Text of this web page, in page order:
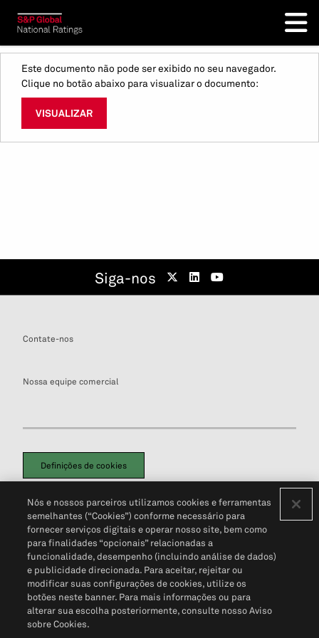
Este documento não pode ser exibido no seu navegador.
Clique no botão abaixo para visualizar o documento:
VISUALIZAR
Siga-nos
Contate-nos
Nossa equipe comercial
Definições de cookies
Política de PrivacidadePortal de privacidade do cliente (em inglês)
Não Venda Minhas Informações Pessoais© 2026 S&P Global
Nós e nossos parceiros utilizamos cookies e ferramentas
semelhantes (“Cookies”) conforme necessário para
fornecer serviços digitais e operar nosso site, bem como
para finalidades “opcionais” relacionadas a
funcionalidade, desempenho (incluindo análise de dados)
e publicidade direcionada. Para aceitar, rejeitar ou
modificar suas configurações de cookies, utilize os
botões neste banner. Para mais informações ou para
alterar sua escolha posteriormente, consulte nosso Aviso
sobre Cookies.